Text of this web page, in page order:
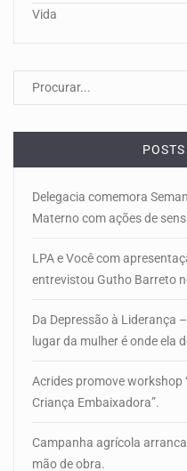
Vida
Delegacia comemora
Materno com ações de
LPA e Você com
entrevistou Gutho Barreto
Da Depressão à Liderança
lugar da mulher é onde ela
Acrides promove workshop
Criança Embaixadora”.
Campanha agrícola
mão de obra.